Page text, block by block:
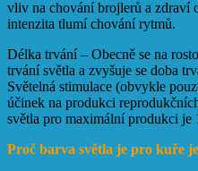
vliv na chování brojlerů a zdraví
intenzita tlumí chování rytmů.
Délka trvání – Obecně se na
trvání světla a zvyšuje se doba
Světelná stimulace (obvykle
účinek na produkci
světla pro maximální produkci je
Proč barva světla je pro kuře